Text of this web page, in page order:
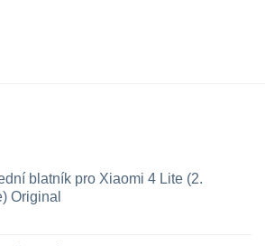
blatník pro Xiaomi 4 Lite (2.
Original